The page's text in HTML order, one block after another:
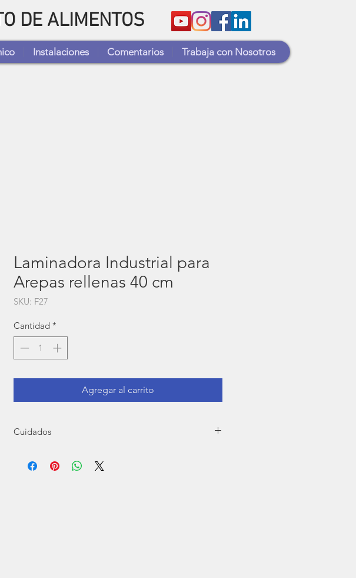
Instalaciones Comentarios Trabaja con Nosotros
DE ALIMENTOS
Laminadora Industrial para
Arepas rellenas 40 cm
SKU: F27
Cantidad *
Agregar al carrito
Cuidados
engrasar piñones, cada 2 o 3 meses.
limpieza cuando termine de utilizar el equipo para evitar hongos.